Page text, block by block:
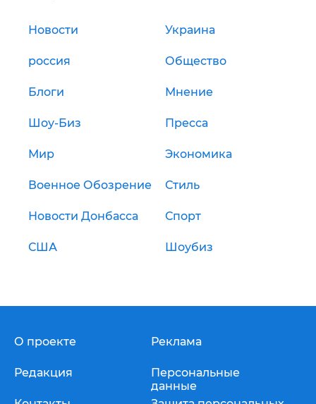
Новости Украина
россия Общество
Блоги Мнение
Шоу-Биз Пресса
Мир Экономика
Военное Обозрение Стиль
Новости Донбасса Спорт
США Шоубиз
О проекте
Редакция
Реклама
Персональные
данные